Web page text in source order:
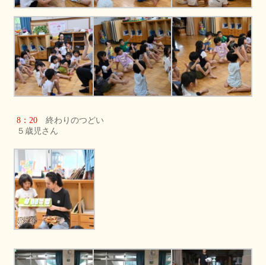
8：20 終わりのつどい
５歳児さん